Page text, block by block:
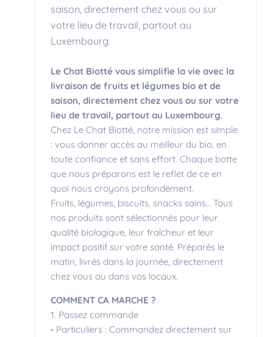
saison, directement chez vous ou sur
votre lieu de travail, partout au
Luxembourg.
Le Chat Biotté vous simplifie la vie avec la
livraison de fruits et légumes bio et de
saison, directement chez vous ou sur votre
lieu de travail, partout au Luxembourg.
Chez Le Chat Biotté, notre mission est simple
: vous donner accès au meilleur du bio, en
toute confiance et sans effort. Chaque botte
que nous préparons est le reflet de ce en
quoi nous croyons profondément.
Fruits, légumes, biscuits, snacks sains… Tous
nos produits sont sélectionnés pour leur
qualité biologique, leur fraîcheur et leur
impact positif sur votre santé. Préparés le
matin, livrés dans la journée, directement
chez vous ou dans vos locaux.
COMMENT CA MARCHE ?
1. Passez commande
◦ Particuliers : Commandez directement sur